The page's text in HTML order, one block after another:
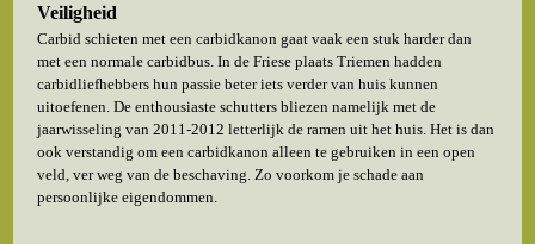
Veiligheid
Carbid schieten met een carbidkanon gaat vaak een stuk harder dan
met een normale carbidbus. In de Friese plaats Triemen hadden
carbidliefhebbers hun passie beter iets verder van huis kunnen
uitoefenen. De enthousiaste schutters bliezen namelijk met de
jaarwisseling van 2011-2012 letterlijk de ramen uit het huis. Het is dan
ook verstandig om een carbidkanon alleen te gebruiken in een open
veld, ver weg van de beschaving. Zo voorkom je schade aan
persoonlijke eigendommen.